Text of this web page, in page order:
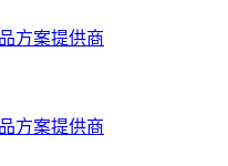
方案提供商
方案提供商